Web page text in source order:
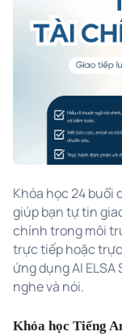
Khóa học 24 buổi
giúp bạn tự tin
chính trong môi
trực tiếp hoặc
ứng dụng AI
nghe và nói.
Khóa học Tiếng